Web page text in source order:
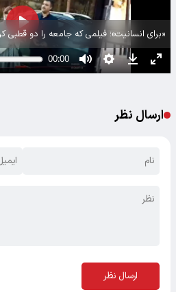
«برای انسانیت»؛ فیلمی که جامعه را دو قطبی
ارسال نظر
ارسال نظر